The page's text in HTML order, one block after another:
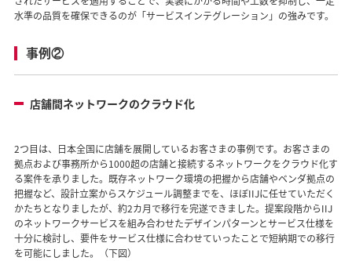
水準の品質を確保できるのが「サービスインテグレーション」の強みです。
事例②
店舗間ネットワークのクラウド化
2つ目は、日本全国に店舗を展開しているお客さまの事例です。お客さまの
拠点および事務所から1000超の店舗と接続するネットワークをクラウド化す
る案件を承りました。既存ネットワーク環境の把握から店舗やベンダ拠点の
把握など、設計立案からスケジュール調整までを、ほぼIIJに任せていただく
かたちとなりましたが、約2カ月で移行を完遂できました。提案段階からIIJ
のネットワークサービスを組み合わせたデザインパターンとサービス仕様を
十分に検討し、要件をサービス仕様に合わせていったことで短納期での移行
を可能にしました。（下図）